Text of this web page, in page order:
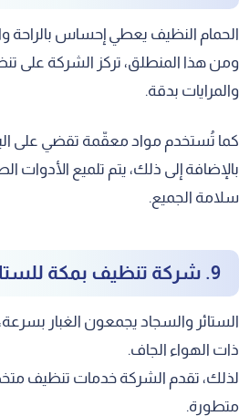
الحمام النظيف يعطي إحساس بالراحة
ومن هذا المنطلق، تركز الشركة على
والمرايات بدقة.
كما تُستخدم مواد معقّمة تقضي على
بالإضافة إلى ذلك، يتم تلميع الأدوات
سلامة الجميع.
9. شركة تنظيف بمكة للستائر والسجاد
الستائر والسجاد يجمعون الغبار
ذات الهواء الجاف.
لذلك، تقدم الشركة خدمات تنظيف
متطورة.